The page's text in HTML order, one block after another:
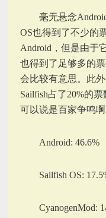
毫无悬念
OS也得到了不少的
Android，但是由于
也得到了足够多的
会比较有意思。此
Sailfish占了20%的
可以说是百家争鸣啊
Android: 46.6%
Sailfish OS:
CyanogenMod: